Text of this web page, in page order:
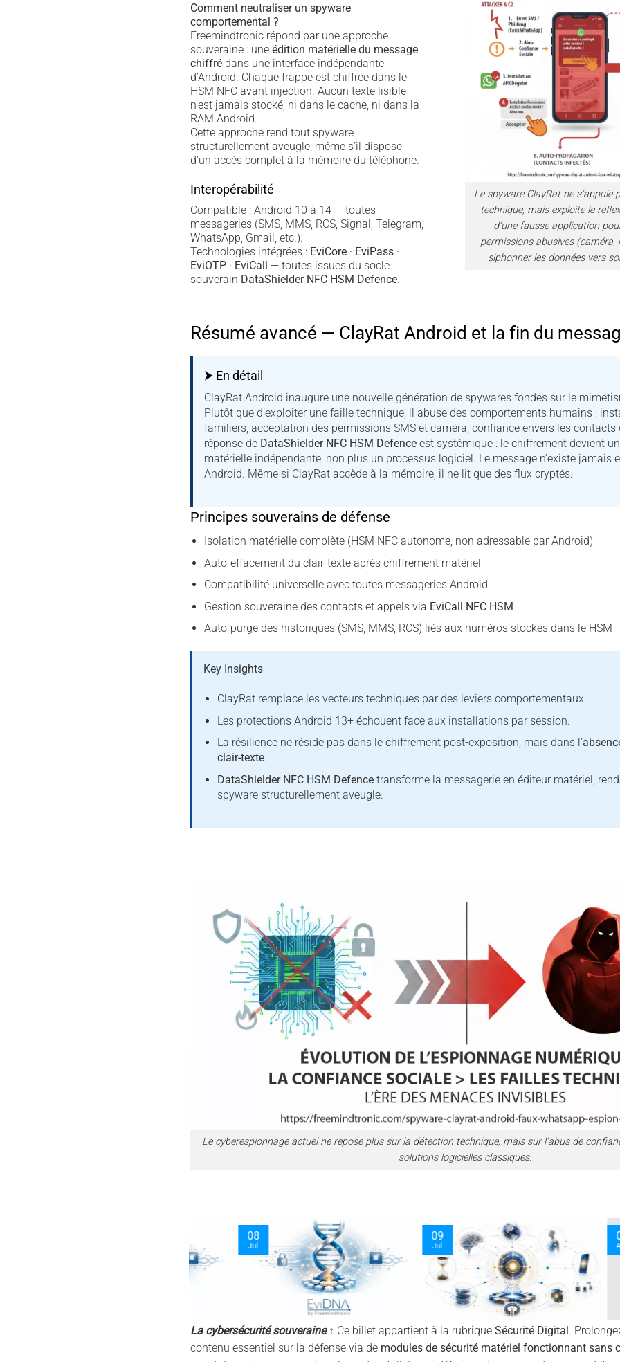
Comment neutraliser un spyware
comportemental ?
Freemindtronic répond par une approche
souveraine : une édition matérielle du message
chiffrédans une interface indépendante
d’Android. Chaque frappe est chiffrée dans le
HSM NFC avant injection. Aucun texte lisible
n’est jamais stocké, ni dans le cache, ni dans la
RAM Android.
Cette approche rend tout spyware
structurellement aveugle, même s’il dispose
d’un accès complet à la mémoire du téléphone.
Interopérabilité
Compatible : Android 10 à 14 — toutes
messageries (SMS, MMS, RCS, Signal, Telegram,
WhatsApp, Gmail, etc.).
Technologies intégrées : EviCore· EviPass·
EviOTP· EviCall
— toutes issues du socle
souverain DataShielder NFC HSM Defence.
Le spyware ClayRat ne s’appuie
technique, mais exploite le
d’une fausse application
permissions abusives (caméra,
siphonner les données vers
Résumé avancé — ClayRat Android et la fin du
⮞ En détail
ClayRat Android inaugure une nouvelle génération de spywares fondés sur le
Plutôt que d’exploiter une faille technique, il abuse des comportements humains :
familiers, acceptation des permissions SMS et caméra, confiance envers les contacts
réponse de DataShielder NFC HSM Defenceest systémique : le chiffrement devient
matérielle indépendante, non plus un processus logiciel. Le message n’existe jamais
Android. Même si ClayRat accède à la mémoire, il ne lit que des flux cryptés.
Principes souverains de défense
Isolation matérielle complète (HSM NFC autonome, non adressable par Android)
Auto-effacement du clair-texte après chiffrement matériel
Compatibilité universelle avec toutes messageries Android
Gestion souveraine des contacts et appels via EviCall NFC HSM
Auto-purge des historiques (SMS, MMS, RCS) liés aux numéros stockés dans le HSM
Key Insights
ClayRat remplace les vecteurs techniques par des leviers comportementaux.
Les protections Android 13+ échouent face aux installations par session.
La résilience ne réside pas dans le chiffrement post-exposition, mais dans l’
clair-texte.
DataShielder NFC HSM Defence transforme la messagerie en éditeur matériel,
spyware structurellement aveugle.
Le cyberespionnage actuel ne repose plus sur la détection technique, mais sur l’abus de
solutions logicielles classiques.
Aug Oct
La cybersécurité souveraine↑ Ce billet appartient à la rubrique Sécurité Digital.
contenu essentiel sur la défense via de modules de sécurité matériel fonctionnant sans